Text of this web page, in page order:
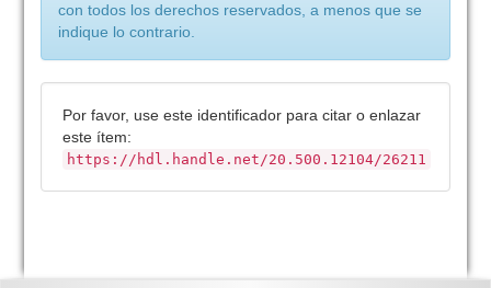
con todos los derechos reservados, a menos que se
indique lo contrario.
Por favor, use este identificador para citar o enlazar
este ítem:
https://hdl.handle.net/20.500.12104/26211